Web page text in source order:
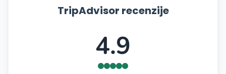
TripAdvisor recenzije
4.9